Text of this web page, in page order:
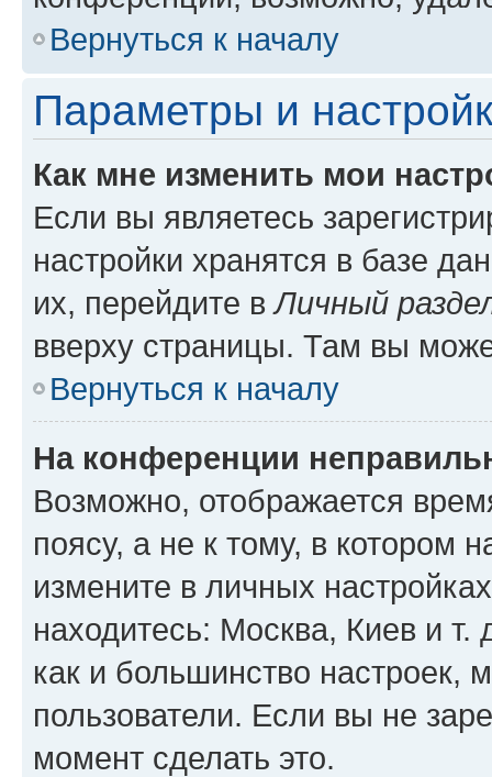
Вернуться к началу
Параметры и
Как мне изменить мои
Если вы являетесь
настройки хранятся в базе
их, перейдите вЛичный
вверху страницы. Там вы
Вернуться к началу
На конференции
Возможно, отображается
поясу, а не к тому, в котором
измените в личных
находитесь: Москва, Киев и т.
как и большинство настроек,
пользователи. Если вы не
момент сделать это.